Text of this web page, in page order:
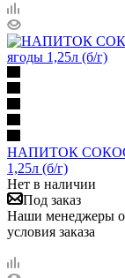
НАПИТОК
1,25л (б/г)
Нет в наличии
Под заказ
Наши менеджеры
условия заказа